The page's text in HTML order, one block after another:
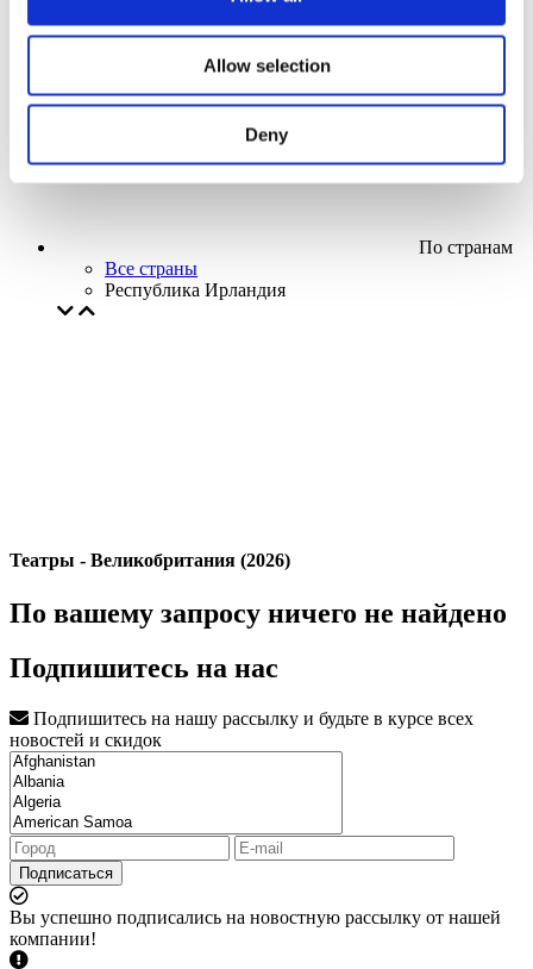
Allow selection
Deny
Применить
По странам
Все страны
Республика Ирландия
Театры - Великобритания (2026)
По вашему запросу ничего не найдено
Подпишитесь на нас
Подпишитесь на нашу рассылку и будьте в курсе всех
новостей и скидок
Подписаться
Вы успешно подписались на новостную рассылку от нашей
компании!